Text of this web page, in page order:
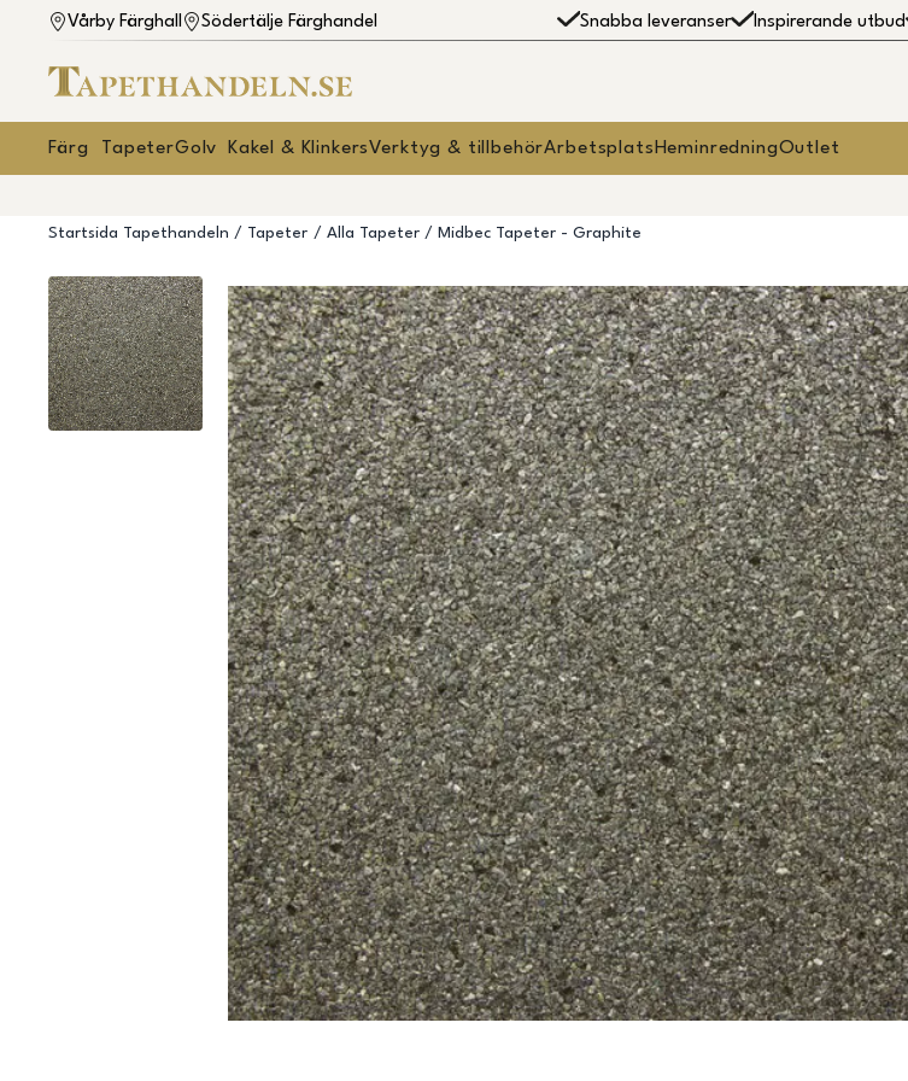
Vårby Färghall Södertälje Färghandel Snabba leveranser Inspirerande utbud
Färg TapeterGolv Kakel & KlinkersVerktyg & tillbehörArbetsplats HeminredningOutlet
Startsida Tapethandeln Tapeter Alla Tapeter Midbec Tapeter - Graphite